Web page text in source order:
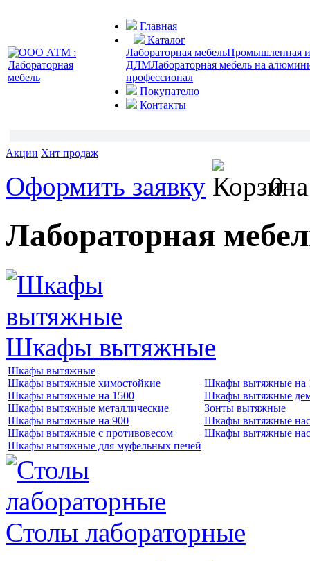
Главная
Каталог
Лабораторная мебельПромышленная и
ДЛМЛабораторная мебель на
профессионал
Покупателю
Контакты
Акции Хит продаж
Оформить заявку 0
Лабораторная
Шкафы вытяжные
Шкафы вытяжные
Шкафы вытяжные химостойкие
Шкафы вытяжные на 1500
Шкафы вытяжные металлические
Шкафы вытяжные на 900
Шкафы вытяжные с противовесом
Шкафы вытяжные для муфельных печей
Шкафы вытяжные на
Шкафы вытяжные
Зонты вытяжные
Шкафы вытяжные
Шкафы вытяжные
Столы лабораторные